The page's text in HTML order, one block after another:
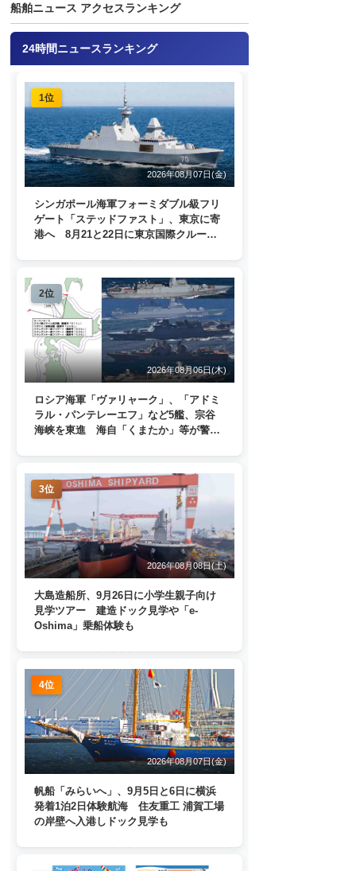
船舶ニュース アクセスランキング
24時間ニュースランキング
1位
2026年08月07日(金)
シンガポール海軍フォーミダブル級フリ
ゲート「ステッドファスト」、東京に寄
港へ 8月21と22日に東京国際クルーズ
2位
2026年08月06日(木)
ロシア海軍「ヴァリャーク」、「アドミ
ラル・パンテレーエフ」など5艦、宗谷
海峡を東進 海自「くまたか」等が警戒
3位
2026年08月08日(土)
大島造船所、9月26日に小学生親子向け
見学ツアー 建造ドック見学や「e-
Oshima」乗船体験も
4位
2026年08月07日(金)
帆船「みらいへ」、9月5日と6日に横浜
発着1泊2日体験航海 住友重工 浦賀工場
の岸壁へ入港しドック見学も